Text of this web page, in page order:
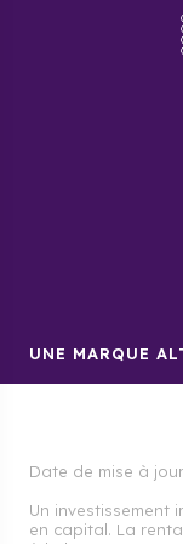
Qu’est-
l’argent sur
frais de
Où
UNE MARQUE
Date de mise à
Un investissement
en capital. La